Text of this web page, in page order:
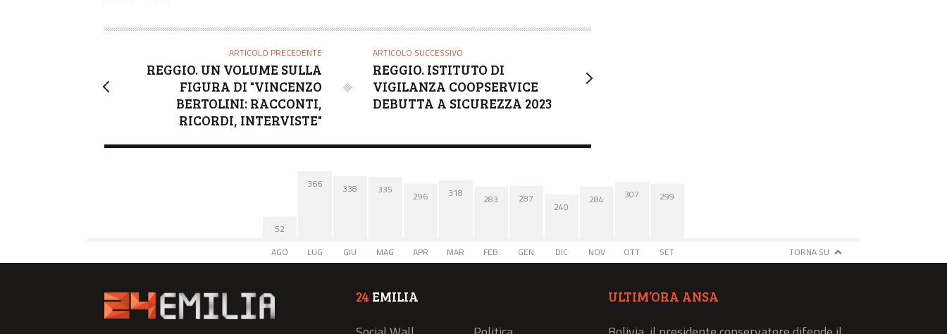
R
ARTICOLO PRECEDENTE
REGGIO. UN VOLUME SULLA
FIGURA DI "VINCENZO
BERTOLINI: RACCONTI,
RICORDI, INTERVISTE"
ARTICOLO SUCCESSIVO
REGGIO. ISTITUTO DI
VIGILANZA COOPSERVICE
DEBUTTA A SICUREZZA 2023
52
AGO
366
LUG
338
GIU
335
MAG
296
APR
318
MAR
283
FEB
287
GEN
240
DIC
284
NOV
307
OTT
299
SET TORNA SU
24 EMILIA ULTIM’ORA ANSA